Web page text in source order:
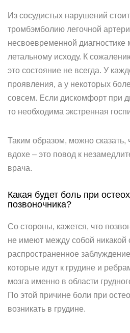
Из сосудистых нарушений
тромбэмболию легочной
несвоевременной диагностике
летальному исходу. К
это состояние не всегда. У
проявления, а у некоторых
совсем. Если дискомфорт при
то необходима экстренная
Таким образом, можно сказать,
вдохе – это повод к
врача.
Какая будет боль при
позвоночника?
Со стороны, кажется, что
не имеют между собой никакой
распространенное
которые идут к грудине и
мозга именно в области
По этой причине боли при
возникать в грудине.